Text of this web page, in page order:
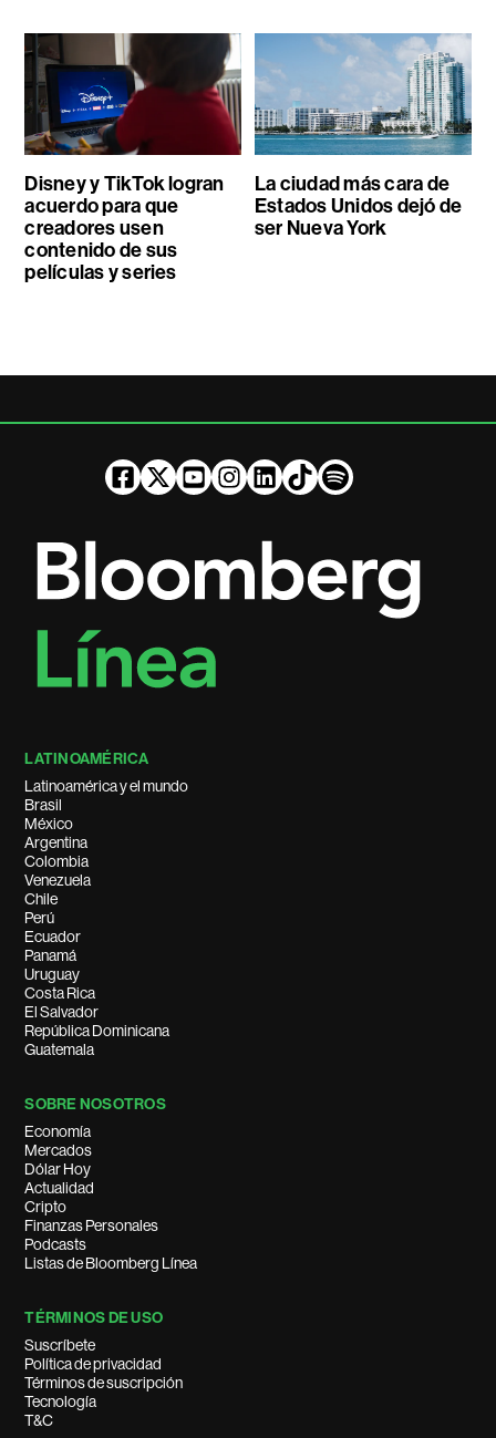
Disney y TikTok logran
acuerdo para que
creadores usen
contenido de sus
películas y series
La ciudad más cara de
Estados Unidos dejó de
ser Nueva York
LATINOAMÉRICA
Latinoamérica y el mundo
Brasil
México
Argentina
Colombia
Venezuela
Chile
Perú
Ecuador
Panamá
Uruguay
Costa Rica
El Salvador
República Dominicana
Guatemala
SOBRE NOSOTROS
Economía
Mercados
Dólar Hoy
Actualidad
Cripto
Finanzas Personales
Podcasts
Listas de Bloomberg Línea
TÉRMINOS DE USO
Suscríbete
Política de privacidad
Términos de suscripción
Tecnología
T&C